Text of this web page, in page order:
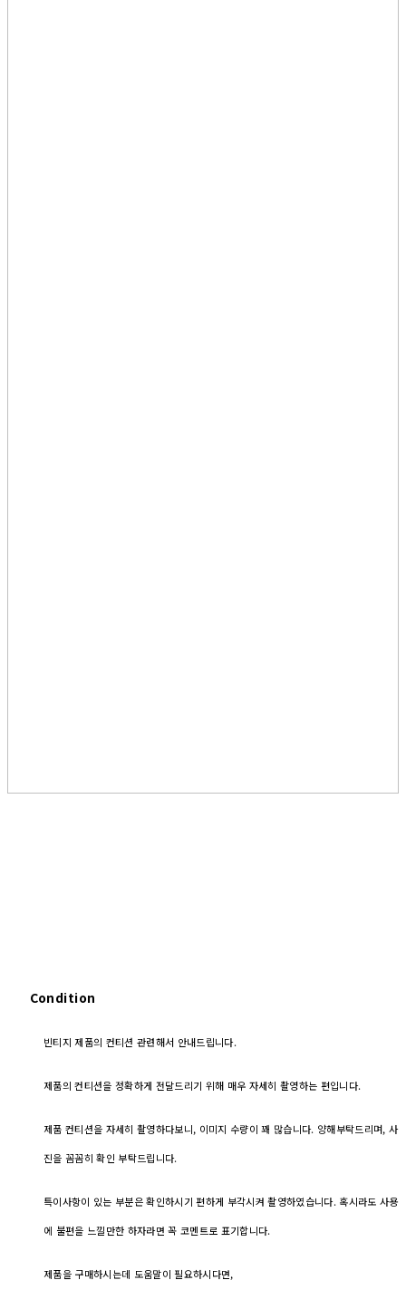
Condition
빈티지 제품의 컨티션 관련해서 안내드립니다.
제품의 컨티션을 정확하게 전달드리기 위해 매우 자세히 촬영하는 편입니다.
제품 컨티션을 자세히 촬영하다보니, 이미지 수량이 꽤 많습니다. 양해부탁드리며, 사
진을 꼼꼼히 확인 부탁드립니다.
특이사항이 있는 부분은 확인하시기 편하게 부각시켜 촬영하였습니다. 혹시라도 사용
에 불편을 느낄만한 하자라면 꼭 코멘트로 표기합니다.
제품을 구매하시는데 도움말이 필요하시다면,